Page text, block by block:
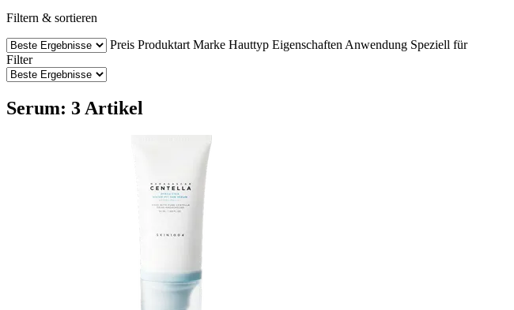
Filtern & sortieren
Preis Produktart Marke Hauttyp Eigenschaften Anwendung Speziell für
Filter
Serum: 3 Artikel